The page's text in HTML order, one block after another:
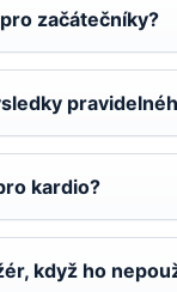
začátečníky?
kardio?
když ho